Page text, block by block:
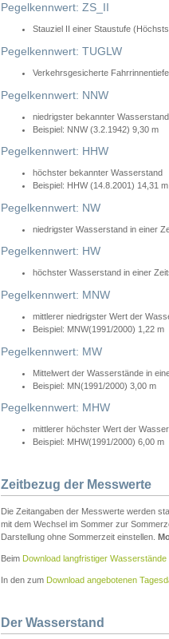
Pegelkennwert: ZS_II
Stauziel II einer Staustufe
Pegelkennwert: TUGLW
Verkehrsgesicherte
Pegelkennwert: NNW
niedrigster bekannter Wasserstand
Beispiel: NNW (3.2.1942) 9,30 m
Pegelkennwert: HHW
höchster bekannter Wasserstand
Beispiel: HHW (14.8.2001) 14,31 m
Pegelkennwert: NW
niedrigster Wasserstand in einer
Pegelkennwert: HW
höchster Wasserstand in einer
Pegelkennwert: MNW
mittlerer niedrigster Wert der
Beispiel: MNW(1991/2000) 1,22 m
Pegelkennwert: MW
Mittelwert der Wasserstände in
Beispiel: MN(1991/2000) 3,00 m
Pegelkennwert: MHW
mittlerer höchster Wert der
Beispiel: MHW(1991/2000) 6,00 m
Zeitbezug der Messwerte
Die Zeitangaben der Messwerte werden
mit dem Wechsel im Sommer zur
Darstellung ohne Sommerzeit einstellen.
Beim Download langfristiger Wasserstände
In den zum Download angebotenen
Der Wasserstand